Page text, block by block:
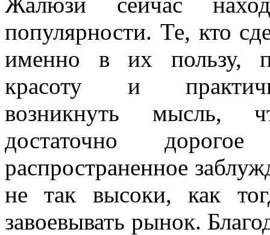
популярности. Те, кто
именно в их пользу,
красоту и
возникнуть мысль,
достаточно
распространенное
не так высоки, как
завоевывать рынок.